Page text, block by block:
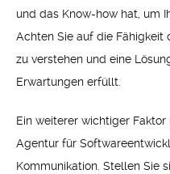
und das Know-how hat, um
Achten Sie auf die Fähigkeit
zu verstehen und eine
Erwartungen erfüllt.
Ein weiterer wichtiger
Agentur für
Kommunikation. Stellen Sie